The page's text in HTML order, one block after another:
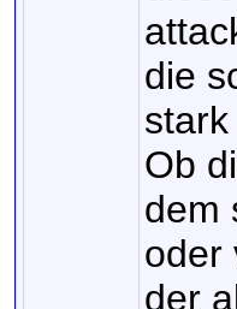
die
Ob
dem
oder
der